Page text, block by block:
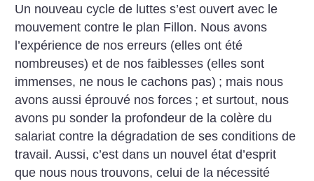
Un nouveau cycle de luttes s’est ouvert avec le
mouvement contre le plan Fillon. Nous avons
l’expérience de nos erreurs (elles ont été
nombreuses) et de nos faiblesses (elles sont
immenses, ne nous le cachons pas) ; mais nous
avons aussi éprouvé nos forces ; et surtout, nous
avons pu sonder la profondeur de la colère du
salariat contre la dégradation de ses conditions de
travail. Aussi, c’est dans un nouvel état d’esprit
que nous nous trouvons, celui de la nécessité